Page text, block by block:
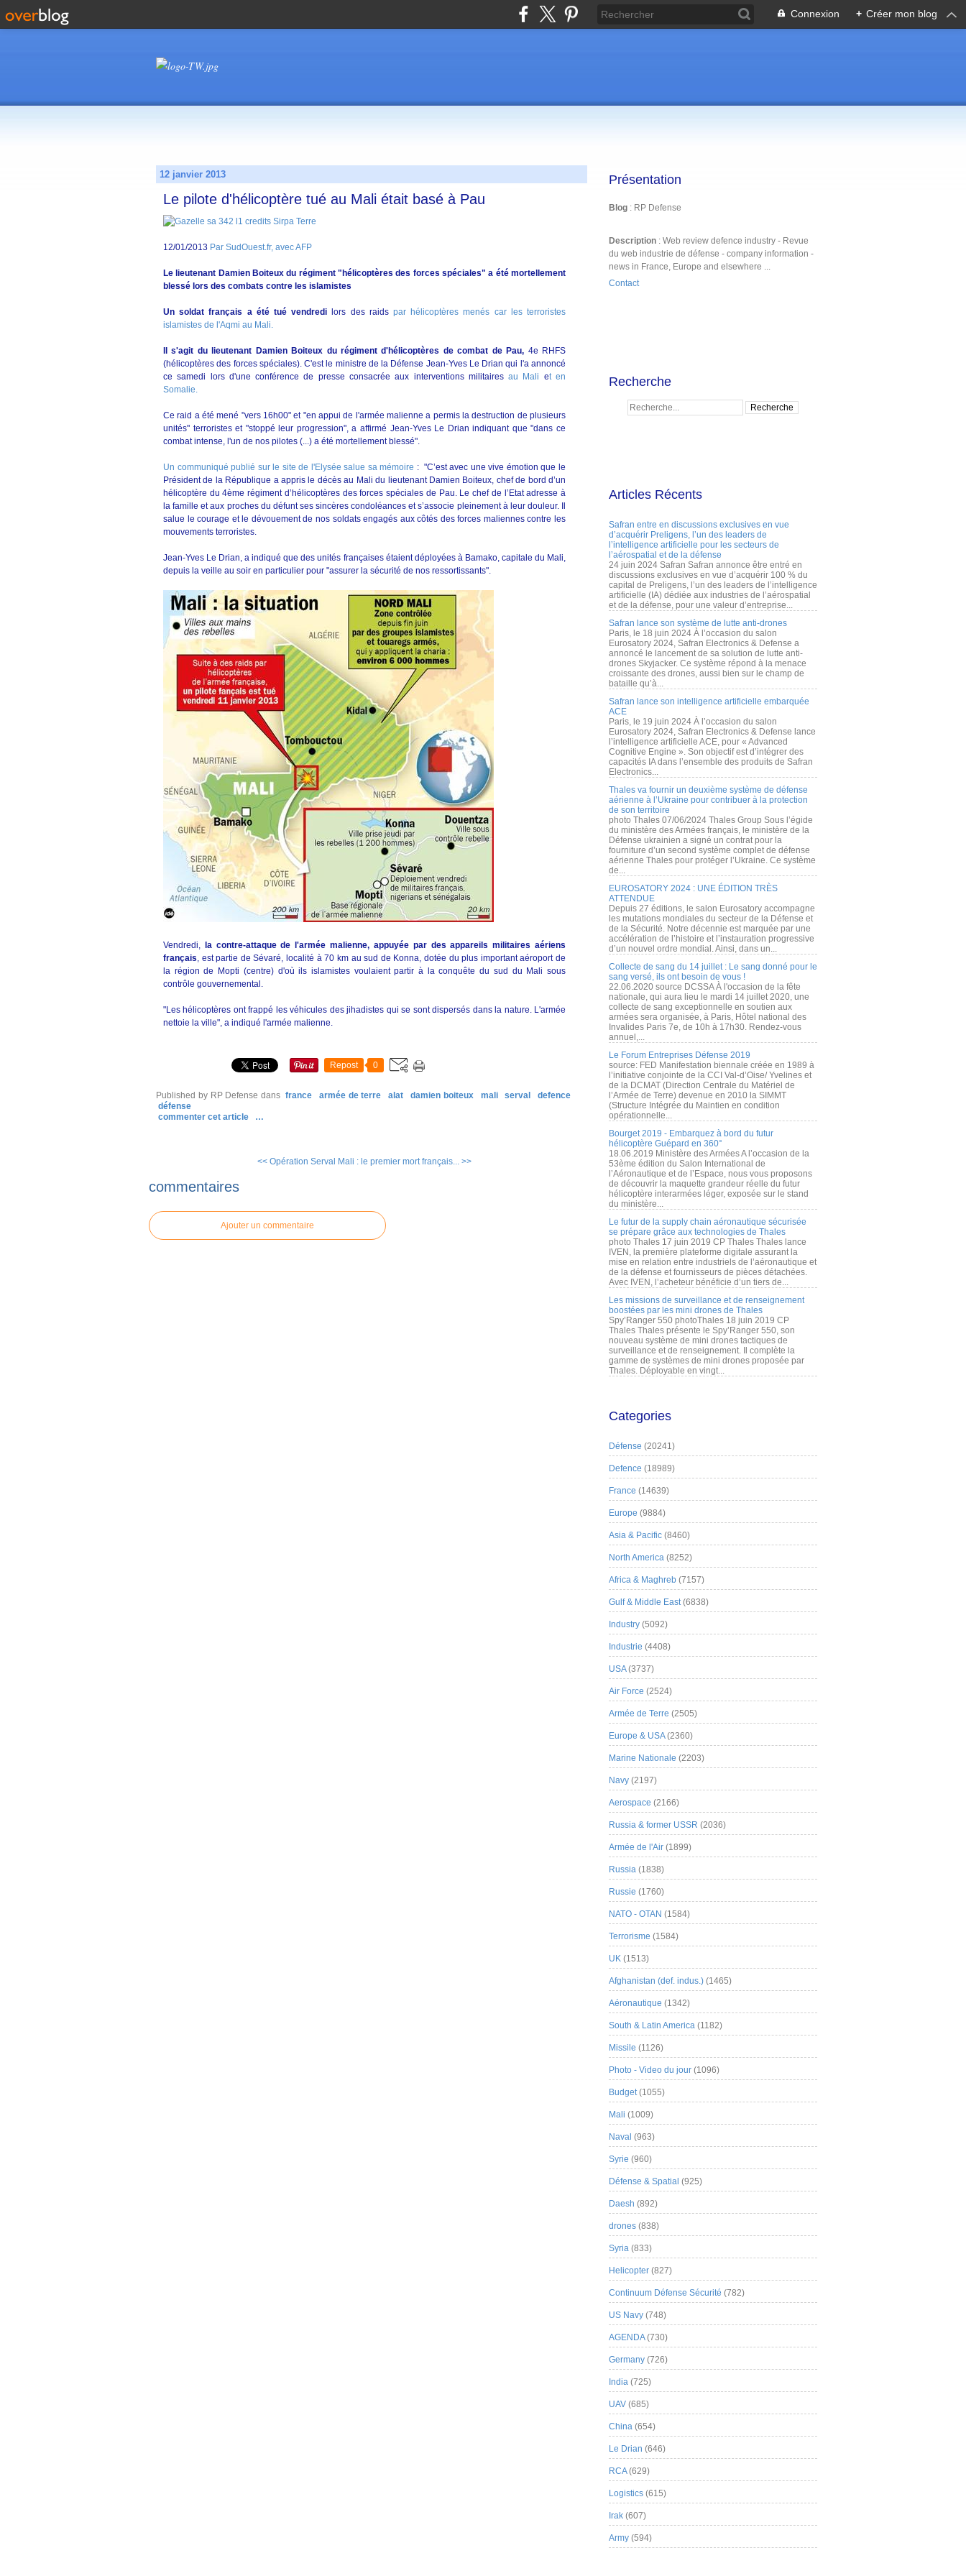
Connexion + Créer mon blog
12 janvier 2013
Le pilote d'hélicoptère tué au Mali était basé à Pau
12/01/2013 Par SudOuest.fr, avec AFP
Le lieutenant Damien Boiteux du régiment "hélicoptères des forces spéciales" a été mortellement
blessé lors des combats contre les islamistes
Un soldat français a été tué vendredi lors des raidspar hélicoptères menés car les terroristes
islamistes de l'Aqmi au Mali.
Il s'agit du lieutenant Damien Boiteux du régiment d'hélicoptères de combat de Pau, 4e RHFS
(hélicoptères des forces spéciales). C'est le ministre de la Défense Jean-Yves Le Drian qui l'a annoncé
ce samedi lors d'une conférence de presse consacrée aux interventions militairesau Mali et en
Somalie.
Ce raid a été mené "vers 16h00" et "en appui de l'armée malienne a permis la destruction de plusieurs
unités" terroristes et "stoppé leur progression", a affirmé Jean-Yves Le Drian indiquant que "dans ce
combat intense, l'un de nos pilotes (...) a été mortellement blessé".
Un communiqué publié sur le site de l'Elysée salue sa mémoire : "C’est avec une vive émotion que le
Président de la République a appris le décès au Mali du lieutenant Damien Boiteux, chef de bord d’un
hélicoptère du 4ème régiment d’hélicoptères des forces spéciales de Pau. Le chef de l’Etat adresse à
la famille et aux proches du défunt ses sincères condoléances et s’associe pleinement à leur douleur. Il
salue le courage et le dévouement de nos soldats engagés aux côtés des forces maliennes contre les
mouvements terroristes.
Jean-Yves Le Drian, a indiqué que des unités françaises étaient déployées à Bamako, capitale du Mali,
depuis la veille au soir en particulier pour "assurer la sécurité de nos ressortissants".
Vendredi,
la contre-attaque de l'armée malienne, appuyée par des appareils militaires aériens
français, est partie de Sévaré, localité à 70 km au sud de Konna, dotée du plus important aéroport de
la région de Mopti (centre) d'où ils islamistes voulaient partir à la conquête du sud du Mali sous
contrôle gouvernemental.
"Les hélicoptères ont frappé les véhicules des jihadistes qui se sont dispersés dans la nature. L'armée
nettoie la ville", a indiqué l'armée malienne.
Repost 0
Published by RP Defense dans france armée de terre alat damien boiteux mali serval
defence
défense
commenter cet article
…
<< Opération Serval Mali : le premier mort français... >>
commentaires
Ajouter un commentaire
Présentation
Blog : RP Defense
Description : Web review defence industry - Revue
du web industrie de défense - company information -
news in France, Europe and elsewhere ...
Contact
Recherche
Articles Récents
Safran entre en discussions exclusives en vue
d’acquérir Preligens, l’un des leaders de
l’intelligence artificielle pour les secteurs de
l’aérospatial et de la défense
24 juin 2024 Safran Safran annonce être entré en
discussions exclusives en vue d’acquérir 100 % du
capital de Preligens, l’un des leaders de l’intelligence
artificielle (IA) dédiée aux industries de l’aérospatial
et de la défense, pour une valeur d’entreprise...
Safran lance son système de lutte anti-drones
Paris, le 18 juin 2024 À l’occasion du salon
Eurosatory 2024, Safran Electronics & Defense a
annoncé le lancement de sa solution de lutte anti-
drones Skyjacker. Ce système répond à la menace
croissante des drones, aussi bien sur le champ de
bataille qu’à...
Safran lance son intelligence artificielle embarquée
ACE
Paris, le 19 juin 2024 À l’occasion du salon
Eurosatory 2024, Safran Electronics & Defense lance
l’intelligence artificielle ACE, pour « Advanced
Cognitive Engine ». Son objectif est d’intégrer des
capacités IA dans l’ensemble des produits de Safran
Electronics...
Thales va fournir un deuxième système de défense
aérienne à l’Ukraine pour contribuer à la protection
de son territoire
photo Thales 07/06/2024 Thales Group Sous l’égide
du ministère des Armées français, le ministère de la
Défense ukrainien a signé un contrat pour la
fourniture d’un second système complet de défense
aérienne Thales pour protéger l’Ukraine. Ce système
de...
EUROSATORY 2024 : UNE ÉDITION TRÈS
ATTENDUE
Depuis 27 éditions, le salon Eurosatory accompagne
les mutations mondiales du secteur de la Défense et
de la Sécurité. Notre décennie est marquée par une
accélération de l’histoire et l’instauration progressive
d’un nouvel ordre mondial. Ainsi, dans un...
Collecte de sang du 14 juillet : Le sang donné pour le
sang versé, ils ont besoin de vous !
22.06.2020 source DCSSA À l'occasion de la fête
nationale, qui aura lieu le mardi 14 juillet 2020, une
collecte de sang exceptionnelle en soutien aux
armées sera organisée, à Paris, Hôtel national des
Invalides Paris 7e, de 10h à 17h30. Rendez-vous
annuel,...
Le Forum Entreprises Défense 2019
source: FED Manifestation biennale créée en 1989 à
l’initiative conjointe de la CCI Val-d’Oise/ Yvelines et
de la DCMAT (Direction Centrale du Matériel de
l’Armée de Terre) devenue en 2010 la SIMMT
(Structure Intégrée du Maintien en condition
opérationnelle...
Bourget 2019 - Embarquez à bord du futur
hélicoptère Guépard en 360°
18.06.2019 Ministère des Armées A l’occasion de la
53ème édition du Salon International de
l’Aéronautique et de l’Espace, nous vous proposons
de découvrir la maquette grandeur réelle du futur
hélicoptère interarmées léger, exposée sur le stand
du ministère...
Le futur de la supply chain aéronautique sécurisée
se prépare grâce aux technologies de Thales
photo Thales 17 juin 2019 CP Thales Thales lance
IVEN, la première plateforme digitale assurant la
mise en relation entre industriels de l’aéronautique et
de la défense et fournisseurs de pièces détachées.
Avec IVEN, l’acheteur bénéficie d’un tiers de...
Les missions de surveillance et de renseignement
boostées par les mini drones de Thales
Spy’Ranger 550 photoThales 18 juin 2019 CP
Thales Thales présente le Spy’Ranger 550, son
nouveau système de mini drones tactiques de
surveillance et de renseignement. Il complète la
gamme de systèmes de mini drones proposée par
Thales. Déployable en vingt...
Categories
Défense (20241)
Defence (18989)
France (14639)
Europe (9884)
Asia & Pacific (8460)
North America (8252)
Africa & Maghreb (7157)
Gulf & Middle East(6838)
Industry (5092)
Industrie (4408)
USA(3737)
Air Force (2524)
Armée de Terre (2505)
Europe & USA(2360)
Marine Nationale (2203)
Navy (2197)
Aerospace (2166)
Russia & former USSR (2036)
Armée de l'Air (1899)
Russia (1838)
Russie (1760)
NATO - OTAN (1584)
Terrorisme (1584)
UK (1513)
Afghanistan (def. indus.) (1465)
Aéronautique (1342)
South & Latin America (1182)
Missile (1126)
Photo - Video du jour (1096)
Budget(1055)
Mali (1009)
Naval (963)
Syrie (960)
Défense & Spatial (925)
Daesh (892)
drones (838)
Syria (833)
Helicopter (827)
Continuum Défense Sécurité (782)
US Navy (748)
AGENDA(730)
Germany (726)
India (725)
UAV (685)
China (654)
Le Drian (646)
RCA(629)
Logistics (615)
Irak (607)
Army (594)